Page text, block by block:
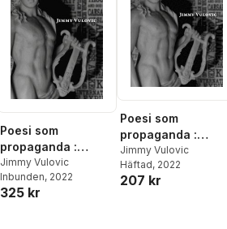
Poesi som
propaganda :
nedslag i historia,
tematik och praktik
Jimmy Vulovic
Inbunden, 2022
325 kr
Poesi som
propaganda :
nedslag i historia,
tematik och
Jimmy Vulovic
Häftad, 2022
207 kr